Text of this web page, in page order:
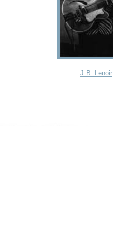
J.B. Lenoir